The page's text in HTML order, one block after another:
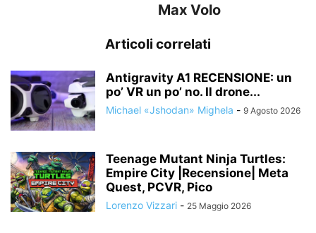
Max Volo
Articoli correlati
Antigravity A1 RECENSIONE: un
po’ VR un po’ no. Il drone...
Michael «Jshodan» Mighela - 9 Agosto 2026
Teenage Mutant Ninja Turtles:
Empire City |Recensione| Meta
Quest, PCVR, Pico
Lorenzo Vizzari - 25 Maggio 2026